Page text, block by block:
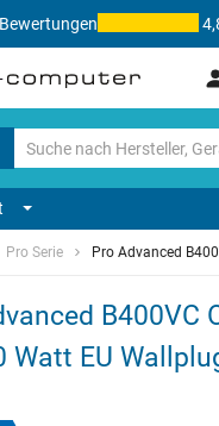
Pro Serie Pro Advanced
B400VC
Watt EU